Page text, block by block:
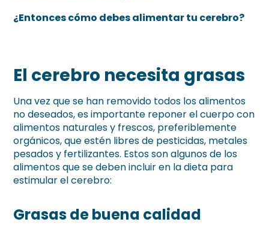
¿Entonces cómo debes alimentar tu cerebro?
El cerebro necesita grasas
Una vez que se han removido todos los alimentos
no deseados, es importante reponer el cuerpo con
alimentos naturales y frescos, preferiblemente
orgánicos, que estén libres de pesticidas, metales
pesados y fertilizantes. Estos son algunos de los
alimentos que se deben incluir en la dieta para
estimular el cerebro:
Grasas de buena calidad